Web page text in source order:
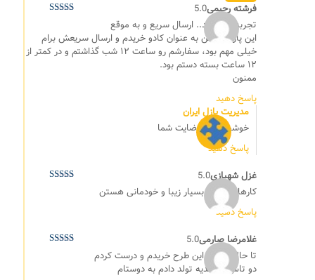
فرشته رحیمی5.0
تجربه خوبی بد.. ارسال سریع و به موقع
این پازل رو من به عنوان کادو خریدم و ارسال سریعش برام
خیلی مهم بود، سفارشم رو ساعت ۱۲ شب گذاشتم و در کمتر از
۱۲ ساعت بسته دستم بود.
ممنون
پاسخ دهید
مدیریت پازل ایران
خوشحالیم از رضایت شما
پاسخ دهید
غزل شهبازی5.0
کارهای رومرو بسیار زیبا و خودمانی هستن
پاسخ دهید
غلامرضا صارمی5.0
تا حالا ۳ تا از این طرح خریدم و درست کردم
دو تاش رو هدیه تولد دادم به دوستام